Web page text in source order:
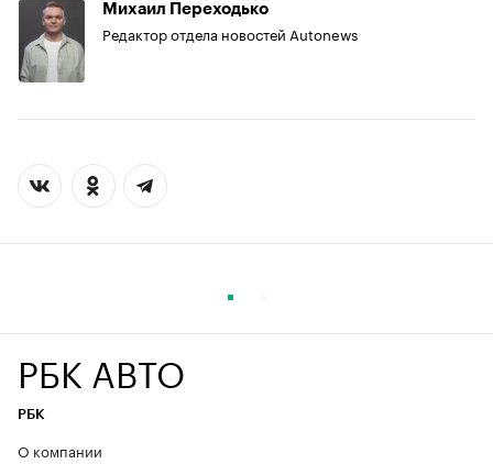
Михаил Переходько
Редактор отдела новостей Autonews
РБК АВТО
РБК
О компании